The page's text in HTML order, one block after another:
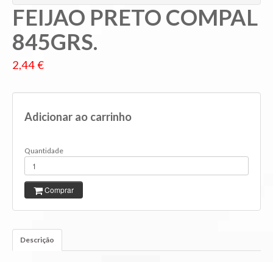
FEIJAO PRETO COMPAL
845GRS.
2,44 €
Adicionar ao carrinho
Quantidade
Comprar
Descrição